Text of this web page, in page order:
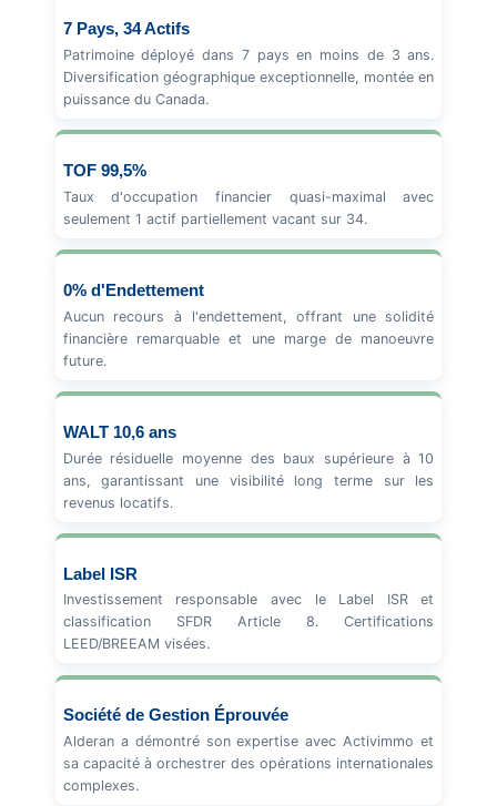
7 Pays, 34 Actifs
Patrimoine déployé dans 7 pays en moins de 3 ans.
Diversification géographique exceptionnelle, montée en
puissance du Canada.
TOF 99,5%
Taux d'occupation financier quasi-maximal avec
seulement 1 actif partiellement vacant sur 34.
0% d'Endettement
Aucun recours à l'endettement, offrant une solidité
financière remarquable et une marge de manoeuvre
future.
WALT 10,6 ans
Durée résiduelle moyenne des baux supérieure à 10
ans, garantissant une visibilité long terme sur les
revenus locatifs.
Label ISR
Investissement responsable avec le Label ISR et
classification SFDR Article 8. Certifications
LEED/BREEAM visées.
Société de Gestion Éprouvée
Alderan a démontré son expertise avec Activimmo et
sa capacité à orchestrer des opérations internationales
complexes.